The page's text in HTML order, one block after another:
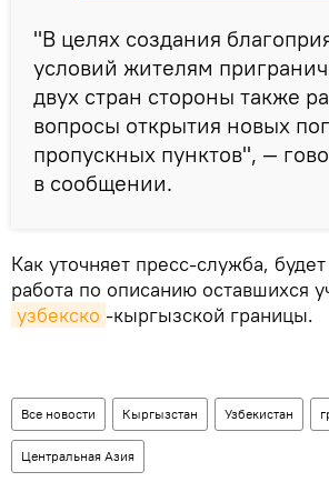
"В целях создания
условий жителям
двух стран стороны также
вопросы открытия новых
пропускных пунктов", —
в сообщении.
Как уточняет пресс-служба,
работа по описанию оставшихся
узбекско -кыргызской границы.
Все новости Кыргызстан Узбекистан
Центральная Азия